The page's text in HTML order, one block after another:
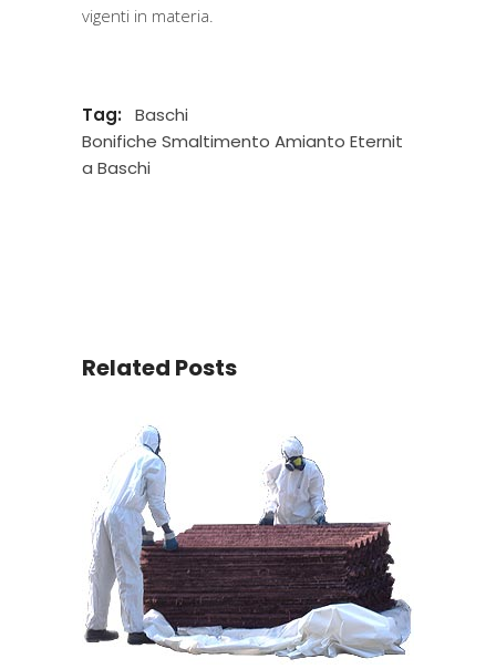
vigenti in materia.
Tag:
Baschi
Bonifiche Smaltimento Amianto Eternit
a Baschi
Related Posts